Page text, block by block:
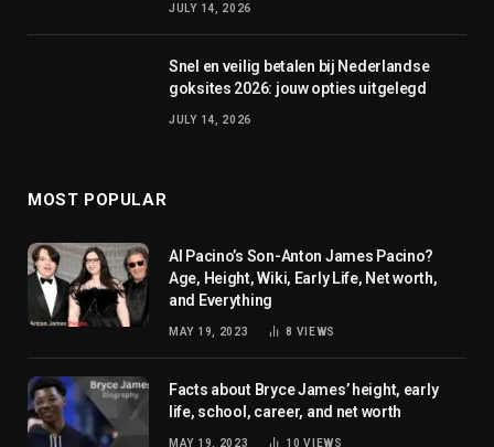
JULY 14, 2026
Snel en veilig betalen bij Nederlandse
goksites 2026: jouw opties uitgelegd
JULY 14, 2026
MOST POPULAR
Al Pacino’s Son-Anton James Pacino?
Age, Height, Wiki, Early Life, Net worth,
and Everything
MAY 19, 2023 8 VIEWS
Facts about Bryce James’ height, early
life, school, career, and net worth
MAY 19, 2023 10VIEWS